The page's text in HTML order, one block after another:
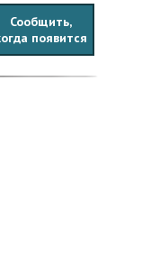
Сообщить,
появится